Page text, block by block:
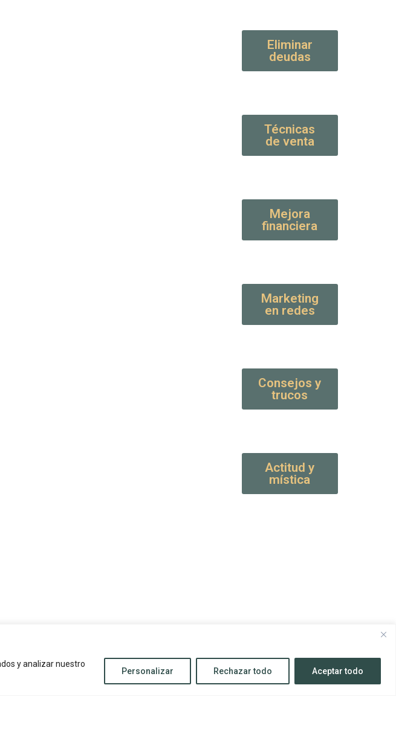
y analizar nuestro
Personalizar Rechazar todo Aceptar todo
Eliminar
deudas
Técnicas
de venta
Mejora
financiera
Marketing
en redes
Consejos y
trucos
Actitud y
mística